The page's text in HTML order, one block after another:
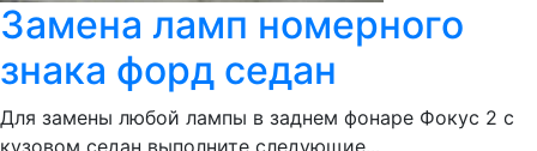
Замена ламп номерного
знака форд седан
Для замены любой лампы в заднем фонаре Фокус 2 с
кузовом седан выполните следующие...